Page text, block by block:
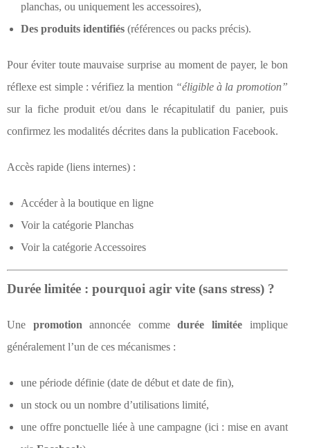
planchas, ou uniquement les accessoires),
Des produits identifiés (références ou packs précis).
Pour éviter toute mauvaise surprise au moment de payer, le bon
réflexe est simple : vérifiez la mention “éligible à la promotion”
sur la fiche produit et/ou dans le récapitulatif du panier, puis
confirmez les modalités décrites dans la publication Facebook.
Accès rapide (liens internes) :
Accéder à la boutique en ligne
Voir la catégorie Planchas
Voir la catégorie Accessoires
Durée limitée : pourquoi agir vite (sans stress) ?
Une promotion annoncée commedurée limitée implique
généralement l’un de ces mécanismes :
une période définie (date de début et date de fin),
un stock ou un nombre d’utilisations limité,
une offre ponctuelle liée à une campagne (ici : mise en avant